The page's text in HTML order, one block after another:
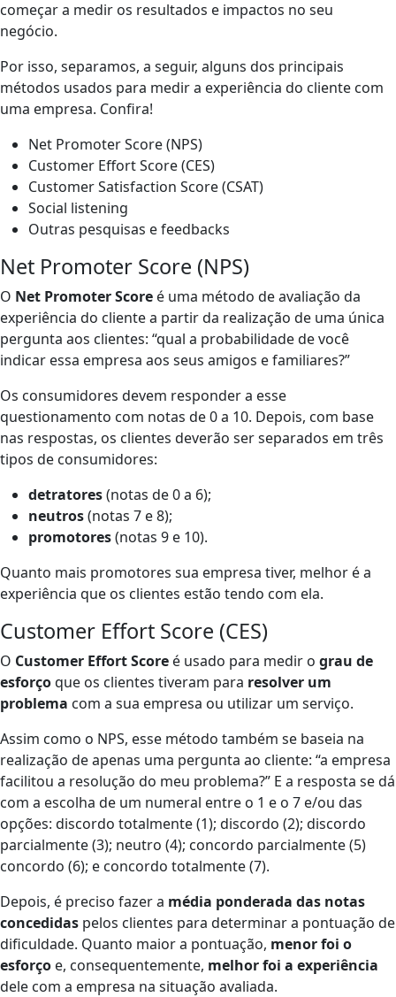
começar a medir os resultados e impactos no seu
negócio.
Por isso, separamos, a seguir, alguns dos principais
métodos usados para medir a experiência do cliente com
uma empresa. Confira!
Net Promoter Score (NPS)
Customer Effort Score (CES)
Customer Satisfaction Score (CSAT)
Social listening
Outras pesquisas e feedbacks
Net Promoter Score (NPS)
O Net Promoter Score é uma método de avaliação da
experiência do cliente a partir da realização de uma única
pergunta aos clientes: “qual a probabilidade de você
indicar essa empresa aos seus amigos e familiares?”
Os consumidores devem responder a esse
questionamento com notas de 0 a 10. Depois, com base
nas respostas, os clientes deverão ser separados em três
tipos de consumidores:
detratores(notas de 0 a 6);
neutros(notas 7 e 8);
promotores(notas 9 e 10).
Quanto mais promotores sua empresa tiver, melhor é a
experiência que os clientes estão tendo com ela.
Customer Effort Score (CES)
O Customer Effort Score é usado para medir o grau de
esforçoque os clientes tiveram para resolver um
problema com a sua empresa ou utilizar um serviço.
Assim como o NPS, esse método também se baseia na
realização de apenas uma pergunta ao cliente: “a empresa
facilitou a resolução do meu problema?” E a resposta se dá
com a escolha de um numeral entre o 1 e o 7 e/ou das
opções: discordo totalmente (1); discordo (2); discordo
parcialmente (3); neutro (4); concordo parcialmente (5)
concordo (6); e concordo totalmente (7).
Depois, é preciso fazer a média ponderada das notas
concedidas pelos clientes para determinar a pontuação de
dificuldade. Quanto maior a pontuação, menor foi o
esforço e, consequentemente, melhor foi a experiência
dele com a empresa na situação avaliada.